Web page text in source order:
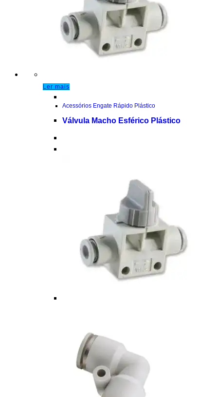
Ler mais
Acessórios Engate Rápido Plástico
Válvula Macho Esférico Plástico